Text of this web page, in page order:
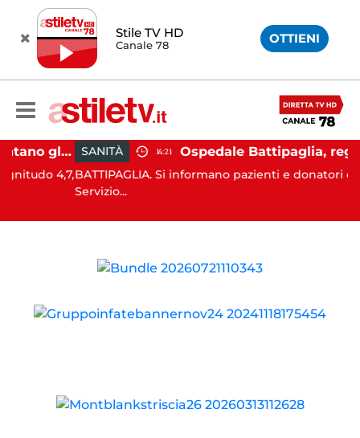
Stile TV HD
Canale 78 OTTIENI
Campi Flegrei, aumentano gli sfollati e infuria lo scontro politico
4,7,
SANITÀ 14:21
BATTIPAGLIA. Si informano pazienti e donatori che il
Servizio...